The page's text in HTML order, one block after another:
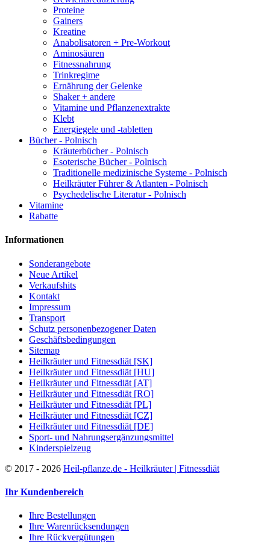
Proteine
Gainers
Kreatine
Anabolisatoren + Pre-Workout
Aminosäuren
Fitnessnahrung
Trinkregime
Ernährung der Gelenke
Shaker + andere
Vitamine und Pflanzenextrakte
Klebt
Energiegele und -tabletten
Bücher - Polnisch
Kräuterbücher - Polnisch
Esoterische Bücher - Polnisch
Traditionelle medizinische Systeme - Polnisch
Heilkräuter Führer & Atlanten - Polnisch
Psychedelische Literatur - Polnisch
Vitamine
Rabatte
Informationen
Sonderangebote
Neue Artikel
Verkaufshits
Kontakt
Impressum
Transport
Schutz personenbezogener Daten
Geschäftsbedingungen
Sitemap
Heilkräuter und Fitnessdiät [SK]
Heilkräuter und Fitnessdiät [HU]
Heilkräuter und Fitnessdiät [AT]
Heilkräuter und Fitnessdiät [RO]
Heilkräuter und Fitnessdiät [PL]
Heilkräuter und Fitnessdiät [CZ]
Heilkräuter und Fitnessdiät [DE]
Sport- und Nahrungsergänzungsmittel
Kinderspielzeug
© 2017 - 2026 Heil-pflanze.de - Heilkräuter | Fitnessdiät
Ihr Kundenbereich
Ihre Bestellungen
Ihre Warenrücksendungen
Ihre Rückvergütungen